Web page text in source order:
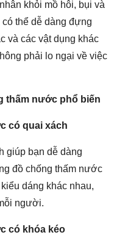
khỏi mồ hôi, bụi và
thể dễ dàng đựng
và các vật dụng khác
phải lo ngại về việc
thấm nước phổ biến
có quai xách
giúp bạn dễ dàng
đồ chống thấm nước
dáng khác nhau,
người.
có khóa kéo